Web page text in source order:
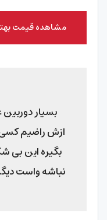
مشاهده قیمت
ازش راضیم کسی
بگیره این بی
نباشه واست